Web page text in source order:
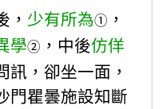
， 少有所為① ，
學② ，中後仿佯
訊，卻坐一面，
門瞿曇施設知斷